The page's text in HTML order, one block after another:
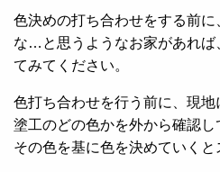
色決めの打ち合わせをする前
な…と思うようなお家があれば
てみてください。
色打ち合わせを行う前に、現地
塗工のどの色かを外から確認し
その色を基に色を決めていくと